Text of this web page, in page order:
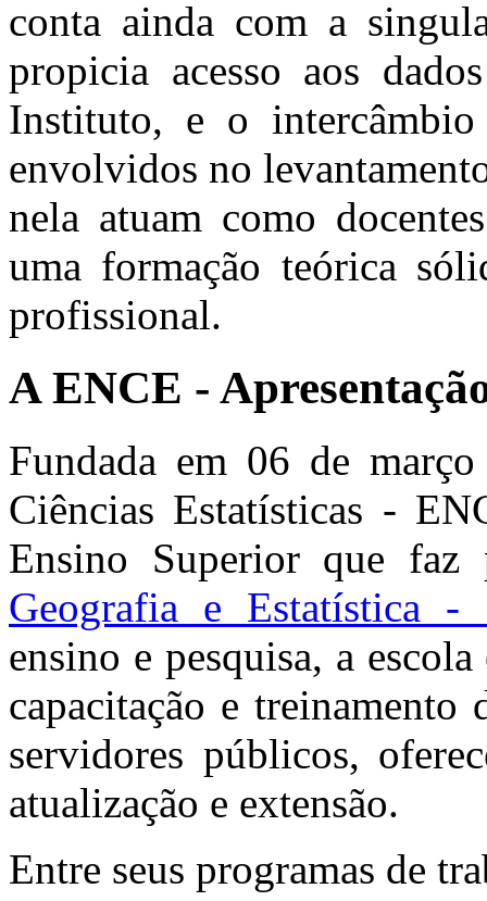
conta ainda com a
propicia acesso aos
Instituto, e o
envolvidos no
nela atuam como
uma formação teórica
profissional.
A ENCE -
Fundada em 06 de
Ciências Estatísticas -
Ensino Superior que
Geografia e Estatística -
ensino e pesquisa, a
capacitação e
servidores públicos,
atualização e extensão.
Entre seus programas de